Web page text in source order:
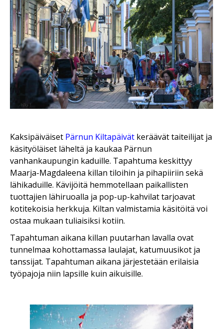
Kaksipäiväiset Pärnun Kiltapäivät keräävät taiteilijat ja
käsityöläiset läheltä ja kaukaa Pärnun
vanhankaupungin kaduille. Tapahtuma keskittyy
Maarja-Magdaleena killan tiloihin ja pihapiiriin sekä
lähikaduille. Kävijöitä hemmotellaan paikallisten
tuottajien lähiruoalla ja pop-up-kahvilat tarjoavat
kotitekoisia herkkuja. Kiltan valmistamia käsitöitä voi
ostaa mukaan tuliaisiksi kotiin.
Tapahtuman aikana killan puutarhan lavalla ovat
tunnelmaa kohottamassa laulajat, katumuusikot ja
tanssijat. Tapahtuman aikana järjestetään erilaisia
työpajoja niin lapsille kuin aikuisille.